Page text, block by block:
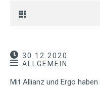
30.12.2020
ALLGEMEIN
Mit Allianz und Ergo